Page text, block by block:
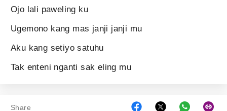
Ojo lali paweling ku
Ugemono kang mas janji janji mu
Aku kang setiyo satuhu
Tak enteni nganti sak eling mu
Share